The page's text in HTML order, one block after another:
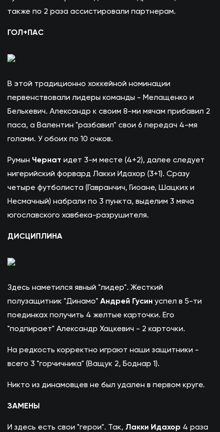
также по 2 раза ассистировали партнерам.
ГОЛ+ПАС
В этой традиционно хоккейной номинации
первенствовали лидеры команды - Мелащенко и
Белькевич. Александр к своим 8-ми мячам прибавил 2
паса, а Валентин "разбавил" свои 6 передач 4-мя
голами. У обоих по 10 очков.
Румын Чернат идет 3-м месте (4+2), далее следует
нигерийский форвард Лакки Идахор (3+1). Сразу
четыре футболиста (Гавранчич, Гиоане, Шацких и
Несмачный) набрали по 3 пункта, выделим 3 мяча
югославского хавбека-разрушителя.
ДИСЦИПЛИНА
Здесь наметился явный "лидер". Жесткий
полузащитник "Динамо" Андрей Гусин успел в 5-ти
поединках получить 4 желтые карточки. Его
"подпирает" Александр Хацкевич - 2 карточки.
На редкость корректно играют наши защитники -
всего 3 "горчичника" (Ващук 2, Боднар 1).
Никто из динамовцев не был удален в первом круге.
ЗАМЕНЫ
И здесь есть свои "герои". Так, Лакки Идахор 4 раза